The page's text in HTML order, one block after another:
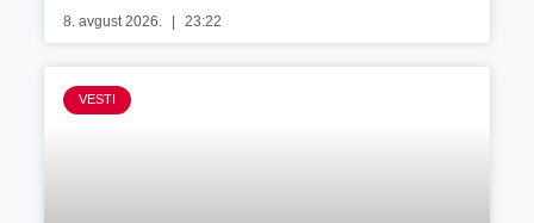
8. avgust 2026. 23:22
VESTI